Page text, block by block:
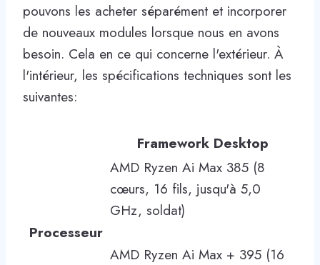
pouvons les acheter séparément et incorporer
de nouveaux modules lorsque nous en avons
besoin. Cela en ce qui concerne l'extérieur. À
l'intérieur, les spécifications techniques sont les
suivantes:
Framework Desktop
Processeur
AMD Ryzen Ai Max 385 (8
cœurs, 16 fils, jusqu'à 5,0
GHz, soldat)
AMD Ryzen Ai Max + 395 (16